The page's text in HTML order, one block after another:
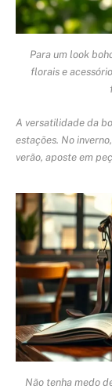
Para um look
florais e
A versatilidade da
estações. No
verão, aposte em
Não tenha medo